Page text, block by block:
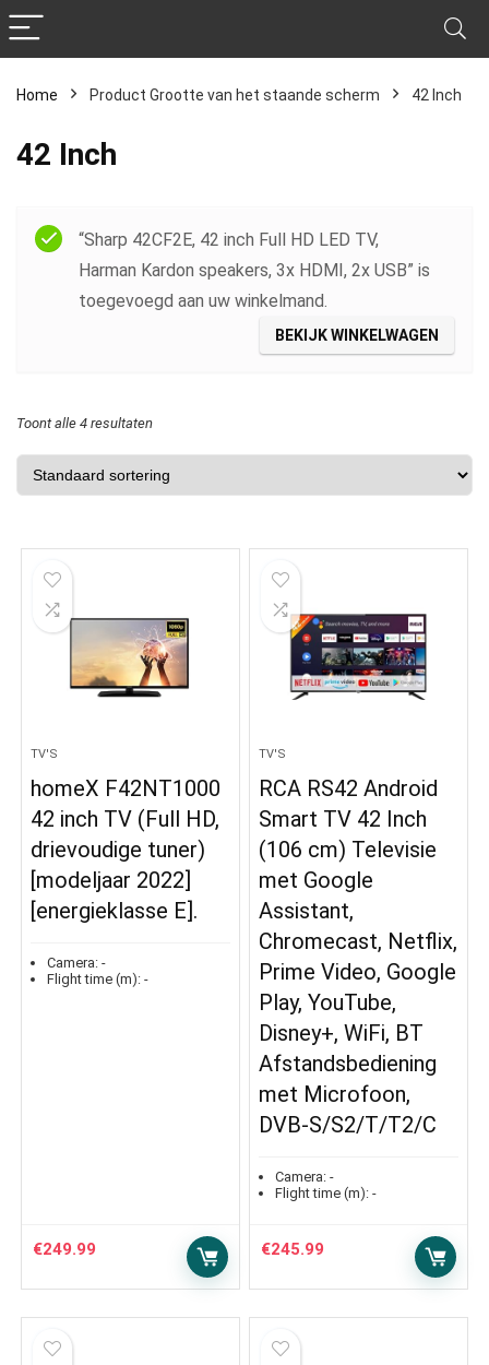
Home Product Grootte van het staande scherm ‎42 Inch
‎42 Inch
“Sharp 42CF2E, 42 inch Full HD LED TV,
Harman Kardon speakers, 3x HDMI, 2x USB” is
toegevoegd aan uw winkelmand.
BEKIJK WINKELWAGEN
Toont alle 4 resultaten
TV'S
homeX F42NT1000
42 inch TV (Full HD,
drievoudige tuner)
[modeljaar 2022]
[energieklasse E].
Camera: -
Flight time (m): -
€249.99
TV'S
RCA RS42 Android
Smart TV 42 Inch
(106 cm) Televisie
met Google
Assistant,
Chromecast, Netflix,
Prime Video, Google
Play, YouTube,
Disney+, WiFi, BT
Afstandsbediening
met Microfoon,
DVB-S/S2/T/T2/C
Camera: -
Flight time (m): -
€245.99